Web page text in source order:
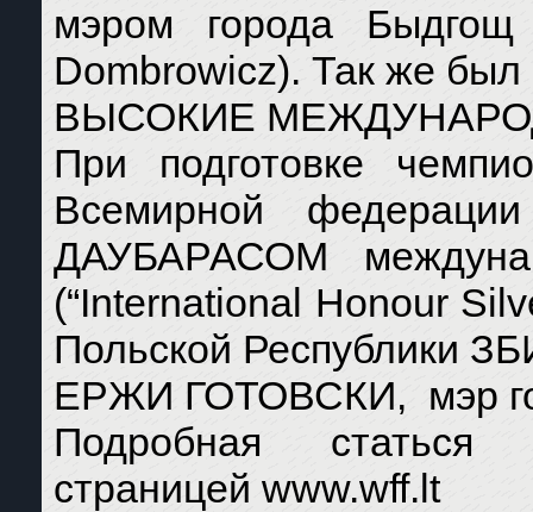
мэром города
Dombrowicz). Так же был
ВЫСОКИЕ
При подготовке
Всемирной
ДАУБАРАСОМ
(“International Honour
Польской Республики
ЕРЖИ ГОТОВСКИ, мэр
Подробная
страницей www.wff.lt